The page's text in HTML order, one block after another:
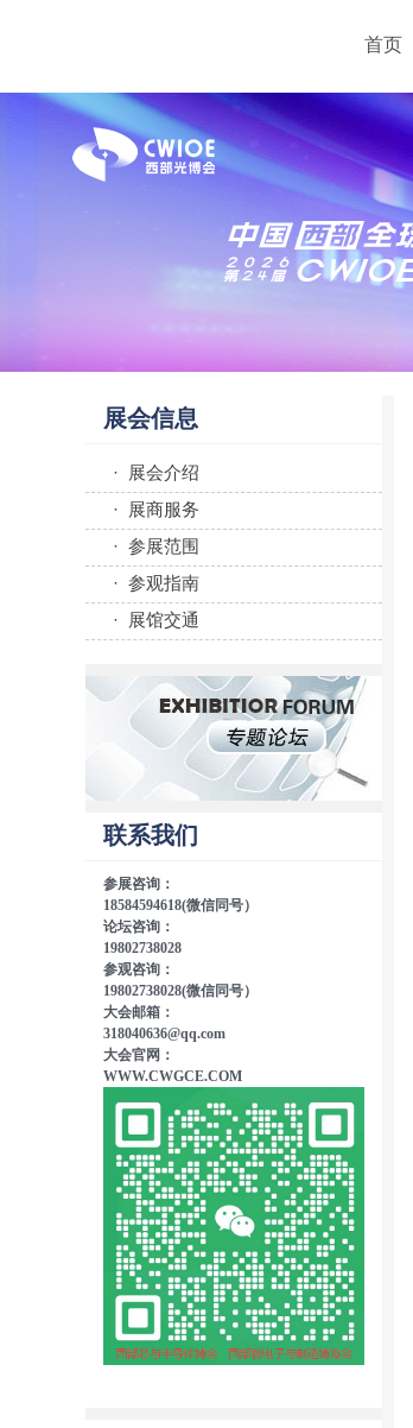
首页
展会信息
· 展会介绍
· 展商服务
· 参展范围
· 参观指南
· 展馆交通
联系我们
参展咨询：
18584594618(微信同号）
论坛咨询：
19802738028
参观咨询：
19802738028(微信同号）
大会邮箱：
318040636@qq.com
大会官网：
WWW.CWGCE.COM